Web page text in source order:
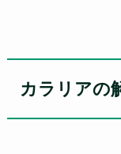
カラリアの